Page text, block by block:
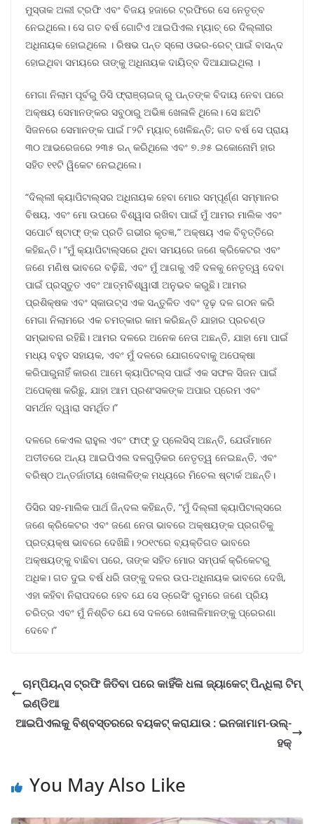
ମୁସ୍ତାକ ଅଲୀ ଟ୍ରଫି ଏବଂ ବିଜୟ ହଜାରେ ଟ୍ରଫିରେ ସେ ନେତୃତ୍ବ
ନେଇଥିଲେ। ସେ ଗତ ବର୍ଷ ଗୋଟିଏ ଆଇପିଏଲ ମ୍ୟାଚ୍ ରେ ଦିଲ୍ଲୀର
ଅଧିନାୟକ ହୋଇଥିଲେ । ରିଷଭ ପନ୍ତ ସ୍ଲୋ ଓଭର-ରେଟ୍ ପାଇଁ ବାସନ୍ଦ
ହୋଇଥିବା ସମୟରେ ତାଙ୍କୁ ଅଧିନାୟକ ଦାୟିତ୍ବ ଦିଆଯାଇଥିଲା ।
ମେଗା ନିଲାମ ପୂର୍ବରୁ ଡିସି ଫ୍ରାଞ୍ଚାଇଜ୍ ରୁ ପନ୍ତଙ୍କ ବିଦାୟ ନେବା ପରେ
ଅକ୍ଷୟ ସେମାନଙ୍କର ସବୁଠାରୁ ଅଭିଜ୍ଞ ଖେଳାଳି ଥିଲେ। ସେ ଛଅଟି
ସିଜନରେ ସେମାନଙ୍କ ପାଇଁ ୮୨ଟି ମ୍ୟାଚ୍ ଖେଳିଛନ୍ତି; ଗତ ବର୍ଷ ସେ ପ୍ରାୟ
୩୦ ଆଭରେଜରେ ୨୩୫ ରନ୍ କରିଥିଲେ ଏବଂ ୭.୬୫ ଇକୋନୋମି ହାର
ସହିତ ୧୧ଟି ୱିକେଟ ନେଇଥିଲେ।
“ଦିଲ୍ଲୀ କ୍ୟାପିଟାଲ୍ସର ଅଧିନାୟକ ହେବା ମୋର ସମ୍ପୂର୍ଣ୍ଣ ସମ୍ମାନର
ବିଷୟ, ଏବଂ ମୋ ଉପରେ ବିଶ୍ୱାସ ରଖିବା ପାଇଁ ମୁଁ ଆମର ମାଲିକ ଏବଂ
ସପୋର୍ଟ ଷ୍ଟାଫ୍ ଙ୍କ ପ୍ରତି ଗଭୀର କୃତଜ୍ଞ,” ଅକ୍ଷୟ ଏକ ବିବୃତ୍ତିରେ
କହିଛନ୍ତି। “ମୁଁ କ୍ୟାପିଟାଲ୍ସରେ ଥିବା ସମୟରେ ଜଣେ କ୍ରିକେଟର ଏବଂ
ଜଣେ ମଣିଷ ଭାବରେ ବଢ଼ିଛି, ଏବଂ ମୁଁ ଆଗକୁ ଏହି ଦଳକୁ ନେତୃତ୍ୱ ଦେବା
ପାଇଁ ପ୍ରସ୍ତୁତ ଏବଂ ଆତ୍ମବିଶ୍ୱାସୀ ଅନୁଭବ କରୁଛି। ଆମର
ପ୍ରଶିକ୍ଷକ ଏବଂ ସ୍କାଉଟ୍ସ ଏକ ସନ୍ତୁଳିତ ଏବଂ ଦୃଢ଼ ଦଳ ଗଠନ କରି
ମେଗା ନିଲାମରେ ଏକ ଚମତ୍କାର କାମ କରିଛନ୍ତି ଯାହାର ପ୍ରଚଣ୍ଡ
ସମ୍ଭାବନା ରହିଛି। ଆମର ଦଳରେ ଅନେକ ନେତା ଅଛନ୍ତି, ଯାହା ମୋ ପାଇଁ
ମଧ୍ୟ ବହୁତ ସହାୟକ, ଏବଂ ମୁଁ ଦଳରେ ଯୋଗଦେବାକୁ ଅପେକ୍ଷା
କରିପାରୁନାହିଁ କାରଣ ଆମେ କ୍ୟାପିଟଲ୍ସ ପାଇଁ ଏକ ସଫଳ ସିଜନ ପାଇଁ
ଅପେକ୍ଷା କରିଛୁ, ଯାହା ଆମ ପ୍ରଶଂସକଙ୍କ ଅପାର ପ୍ରେମ ଏବଂ
ସମର୍ଥନ ଦ୍ୱାରା ସମର୍ଥିତ।”
ଦଳରେ କେଏଲ ରାହୁଲ ଏବଂ ଫାଫ୍ ଡୁ ପ୍ଲେସିସ୍ ଅଛନ୍ତି, ଯେଉଁମାନେ
ଅତୀତରେ ଅନ୍ୟ ଆଇପିଏଲ ଦଳଗୁଡ଼ିକର ନେତୃତ୍ୱ ନେଇଛନ୍ତି, ଏବଂ
ବରିଷ୍ଠ ଅନ୍ତର୍ଜାତୀୟ ଖେଳାଳିଙ୍କ ମଧ୍ୟରେ ମିଚେଲ ଷ୍ଟାର୍କ ଅଛନ୍ତି।
ଡିସିର ସହ-ମାଲିକ ପାର୍ଥ ଜିନ୍ଦଲ କହିଛନ୍ତି, “ମୁଁ ଦିଲ୍ଲୀ କ୍ୟାପିଟାଲ୍ସରେ
ଜଣେ କ୍ରିକେଟର ଏବଂ ଜଣେ ନେତା ଭାବରେ ଅକ୍ଷୟଙ୍କ ପ୍ରଗତିକୁ
ପ୍ରତ୍ୟକ୍ଷ ଭାବରେ ଦେଖିଛି। ୨୦୧୯ରେ ବ୍ୟକ୍ତିଗତ ଭାବରେ
ଅକ୍ଷୟଙ୍କୁ ବାଛିବା ପରେ, ତାଙ୍କ ସହିତ ମୋର ସମ୍ପର୍କ କ୍ରିକେଟରୁ
ଅଧିକ। ଗତ ଦୁଇ ବର୍ଷ ଧରି ତାଙ୍କୁ ଦଳର ଉପ-ଅଧିନାୟକ ଭାବରେ ଦେଖି,
ଏହା କହିବା ନିରାପଦରେ ହେବ ଯେ ସେ ଡ୍ରେସିଂ ରୁମରେ ଜଣେ ପ୍ରିୟ
ଚରିତ୍ର ଏବଂ ମୁଁ ନିଶ୍ଚିତ ଯେ ସେ ଦଳରେ ଖେଳାଳିମାନଙ୍କୁ ପ୍ରେରଣା
ଦେବେ।”
ଚାମ୍ପିୟନ୍ସ ଟ୍ରଫି ଜିତିବା ପରେ କାହିଁକି ଧଳା ଜ୍ୟାକେଟ୍ ପିନ୍ଧିଲା ଟିମ୍
ଇଣ୍ଡିଆ
ଆଇପିଏଲକୁ ବିଶ୍ବସ୍ତରରେ ବୟକଟ୍ କରାଯାଉ : ଇନଜାମାମ-ଉଲ୍-
ହକ୍
You May Also Like